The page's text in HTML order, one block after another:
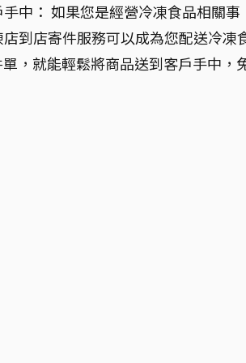
中： 如果您是經營冷凍食品相關事
到店寄件服務可以成為您配送冷凍
，就能輕鬆將商品送到客戶手中，